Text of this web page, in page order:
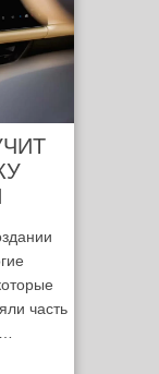
часть